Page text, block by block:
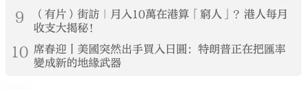
9
（有片）街訪｜月入10萬在港算「窮人」？港人每月
收支大揭秘！
10 席春迎丨美國突然出手買入日圓：特朗普正在把匯率
變成新的地緣武器